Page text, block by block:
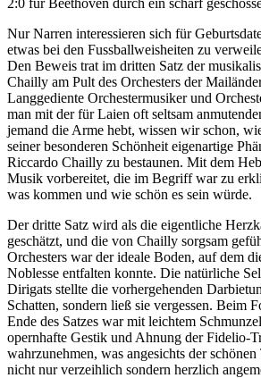
Nur Narren interessieren sich für
etwas bei den Fussballweisheiten zu
Den Beweis trat im dritten Satz der
Chailly am Pult des Orchesters der
Langgediente Orchestermusiker und
man mit der für Laien oft seltsam
jemand die Arme hebt, wissen wir schon,
seiner besonderen Schönheit eigenartige
Riccardo Chailly zu bestaunen. Mit dem
Musik vorbereitet, die im Begriff war zu
was kommen und wie schön es sein würde.
Der dritte Satz wird als die eigentliche
geschätzt, und die von Chailly sorgsam
Orchesters war der ideale Boden, auf dem
Noblesse entfalten konnte. Die natürliche
Dirigats stellte die vorhergehenden
Schatten, sondern ließ sie vergessen. Beim
Ende des Satzes war mit leichtem
opernhafte Gestik und Ahnung der Fidelio-
wahrzunehmen, was angesichts der
nicht nur verzeihlich sondern herzlich